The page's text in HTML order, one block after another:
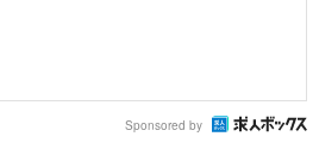
Sponsored by